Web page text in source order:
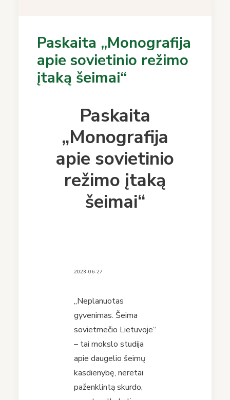
Paskaita „Monografija
apie sovietinio režimo
įtaką šeimai“
Paskaita
„Monografija
apie sovietinio
režimo įtaką
šeimai“
2023-06-27
„Neplanuotas
gyvenimas. Šeima
sovietmečio Lietuvoje“
– tai mokslo studija
apie daugelio šeimų
kasdienybę, neretai
paženklintą skurdo,